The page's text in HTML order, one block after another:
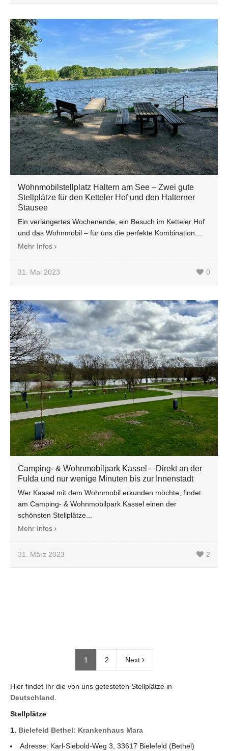
Wohnmobilstellplatz Haltern am See – Zwei gute
Stellplätze für den Ketteler Hof und den Halterner
Stausee
Ein verlängertes Wochenende, ein Besuch im Ketteler Hof
und das Wohnmobil – für uns die perfekte Kombination....
Mehr Infos
31. Mai 2023 0
Camping- & Wohnmobilpark Kassel – Direkt an der
Fulda und nur wenige Minuten bis zur Innenstadt
Wer Kassel mit dem Wohnmobil erkunden möchte, findet
am Camping- & Wohnmobilpark Kassel einen der
schönsten Stellplätze...
Mehr Infos
31. März 2023 2
1 2 Next
Hier findet Ihr die von uns getesteten Stellplätze in
Deutschland.
Stellplätze
1. Bielefeld Bethel: Krankenhaus Mara
Adresse: Karl-Siebold-Weg 3, 33617 Bielefeld (Bethel)